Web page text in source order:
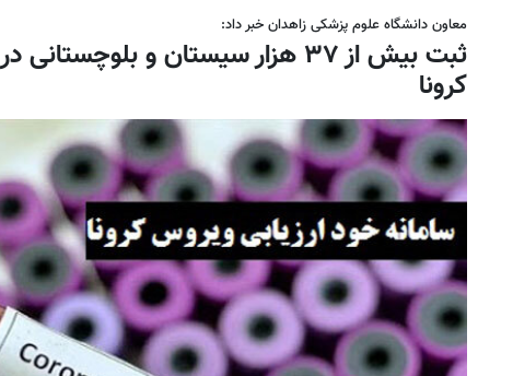
معاون دانشگاه علوم پزشکی زاهدان خبر داد:
ثبت بیش از ۳۷ هزار سیستان و
کرونا